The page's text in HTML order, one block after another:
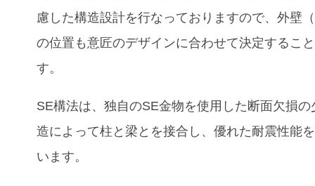
慮した構造設計を行なっておりますので、外壁
の位置も意匠のデザインに合わせて決定するこ
す。
SE構法は、独自のSE金物を使用した断面欠損の
造によって柱と梁とを接合し、優れた耐震性能
います。